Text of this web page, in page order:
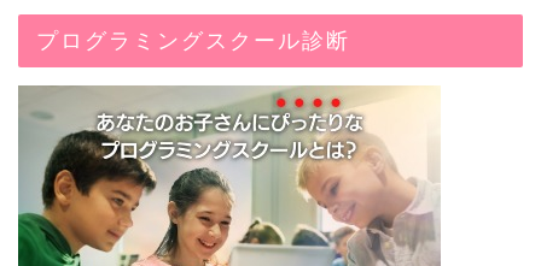
プログラミングスクール診断